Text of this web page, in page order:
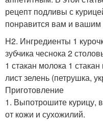
рецепт подливы с
понравится вам и вашим
H2. Ингредиенты 1
зубчика чеснока 2
1 стакан молока 1
лист зелень (петрушка,
Приготовление
1. Выпотрошите курицу,
от кожи и сухожилий.